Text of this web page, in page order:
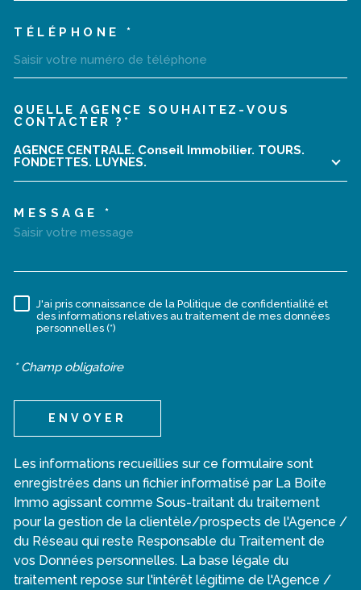
TÉLÉPHONE *
QUELLE AGENCE SOUHAITEZ-VOUS
CONTACTER ?*
AGENCE CENTRALE. Conseil Immobilier. TOURS.
FONDETTES. LUYNES.
MESSAGE *
RÈGLEMENTATION
J'ai pris connaissance de la Politique de confidentialité et
des informations relatives au traitement de mes données
personnelles (*)
* Champ obligatoire
ENVOYER
Les informations recueillies sur ce formulaire sont
enregistrées dans un fichier informatisé par La Boite
Immo agissant comme Sous-traitant du traitement
pour la gestion de la clientèle/prospects de l'Agence /
du Réseau qui reste Responsable du Traitement de
vos Données personnelles. La base légale du
traitement repose sur l'intérêt légitime de l'Agence /